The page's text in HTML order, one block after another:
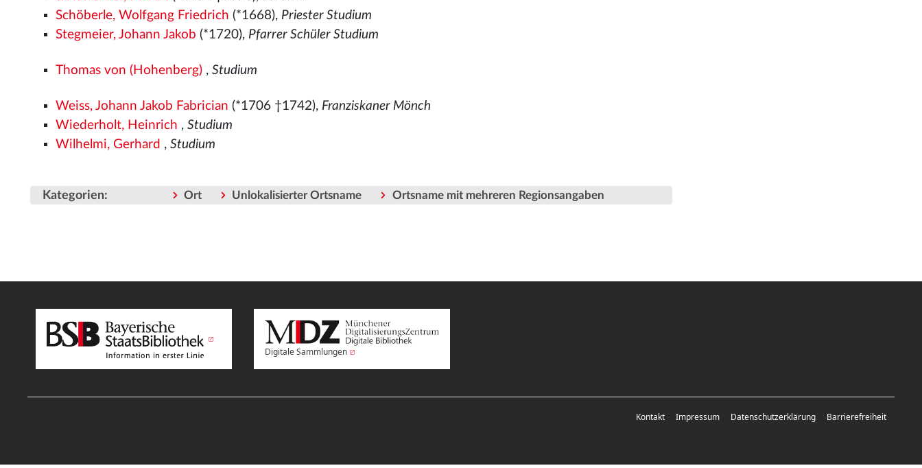
Schöberle, Wolfgang Friedrich (*1668), Priester Studium
Stegmeier, Johann Jakob (*1720), Pfarrer Schüler Studium
Thomas von (Hohenberg) ,Studium
Weiss, Johann Jakob Fabrician (*1706 †1742), Franziskaner Mönch
Wiederholt, Heinrich ,Studium
Wilhelmi, Gerhard ,Studium
Kategorien: Ort Unlokalisierter Ortsname Ortsname mit mehreren Regionsangaben
Digitale Sammlungen
Kontakt Impressum Datenschutzerklärung Barrierefreiheit